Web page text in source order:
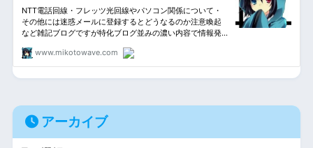
アーカイブ